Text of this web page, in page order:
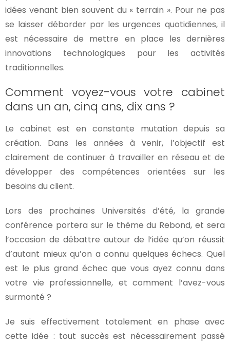
idées venant bien souvent du « terrain ». Pour ne pas
se laisser déborder par les urgences quotidiennes, il
est nécessaire de mettre en place les dernières
innovations technologiques pour les activités
traditionnelles.
Comment voyez-vous votre cabinet
dans un an, cinq ans, dix ans ?
Le cabinet est en constante mutation depuis sa
création. Dans les années à venir, l’objectif est
clairement de continuer à travailler en réseau et de
développer des compétences orientées sur les
besoins du client.
Lors des prochaines Universités d’été, la grande
conférence portera sur le thème du Rebond, et sera
l’occasion de débattre autour de l’idée qu’on réussit
d’autant mieux qu’on a connu quelques échecs. Quel
est le plus grand échec que vous ayez connu dans
votre vie professionnelle, et comment l’avez-vous
surmonté ?
Je suis effectivement totalement en phase avec
cette idée : tout succès est nécessairement passé